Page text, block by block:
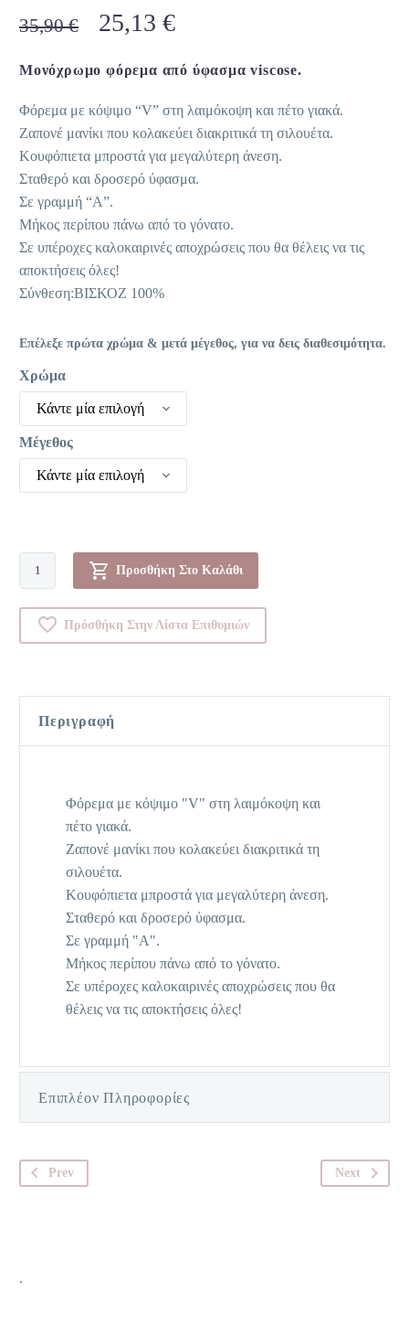
35,90€
Original
was:
35,90 €.
25,13 €Η
τιμή
είναι:
25,13 €.
Μονόχρωμο φόρεμα από ύφασμα viscose.
Φόρεμα με κόψιμο “V” στη λαιμόκοψη και πέτο γιακά.
Ζαπονέ μανίκι που κολακεύει διακριτικά τη σιλουέτα.
Κουφόπιετα μπροστά για μεγαλύτερη άνεση.
Σταθερό και δροσερό ύφασμα.
Σε γραμμή “Α”.
Μήκος περίπου πάνω από το γόνατο.
Σε υπέροχες καλοκαιρινές αποχρώσεις που θα θέλεις να τις
αποκτήσεις όλες!
Σύνθεση:ΒΙΣΚΟΖ 100%
Επέλεξε πρώτα χρώμα & μετά μέγεθος, για να δεις διαθεσιμότητα.
Χρώμα
Κάντε μία επιλογή
Μέγεθος
Κάντε μία επιλογή
Φόρεμα-0000Π176
ποσότητα
Προσθήκη Στο Καλάθι
Πρόσθήκη Στην Λίστα Επιθυμιών
Περιγραφή
Φόρεμα με κόψιμο "V" στη λαιμόκοψη και
πέτο γιακά.
Ζαπονέ μανίκι που κολακεύει διακριτικά τη
σιλουέτα.
Κουφόπιετα μπροστά για μεγαλύτερη άνεση.
Σταθερό και δροσερό ύφασμα.
Σε γραμμή "Α".
Μήκος περίπου πάνω από το γόνατο.
Σε υπέροχες καλοκαιρινές αποχρώσεις που θα
θέλεις να τις αποκτήσεις όλες!
Επιπλέον Πληροφορίες
Prev Next
.